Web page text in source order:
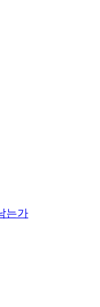
는가